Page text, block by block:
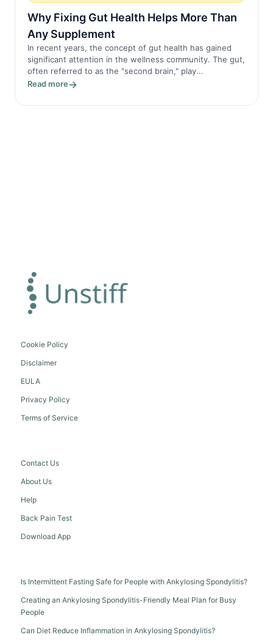
Why Fixing Gut Health Helps More Than
Any Supplement
In recent years, the concept of gut health has gained
significant attention in the wellness community. The gut,
often referred to as the "second brain," play...
Read more
Cookie Policy
Disclaimer
EULA
Privacy Policy
Terms of Service
Contact Us
About Us
Help
Back Pain Test
Download App
Is Intermittent Fasting Safe for People with Ankylosing Spondylitis?
Creating an Ankylosing Spondylitis-Friendly Meal Plan for Busy
People
Can Diet Reduce Inflammation in Ankylosing Spondylitis?